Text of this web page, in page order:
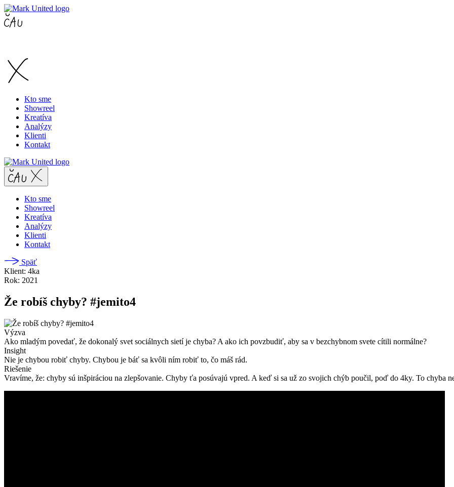
Kto sme
Showreel
Kreatíva
Analýzy
Klienti
Kontakt
Kto sme
Showreel
Kreatíva
Analýzy
Klienti
Kontakt
Späť
Klient: 4ka
Rok: 2021
Že robíš chyby? #jemito4
Výzva
Ako mladým povedať, že dokonalý svet sociálnych sietí je chyba? A ako ich povzbudiť, aby sa v bezchybnom svete cítili normálne?
Insight
Nie je chybou robiť chyby. Chybou je báť sa kvôli ním robiť to, čo máš rád.
Riešenie
Vravíme, že: chyby sú inšpiráciou na zlepšovanie. Chyby ťa posúvajú vpred. A keď si sa už zo svojich chýb poučil, poď do 4ky. To chyba